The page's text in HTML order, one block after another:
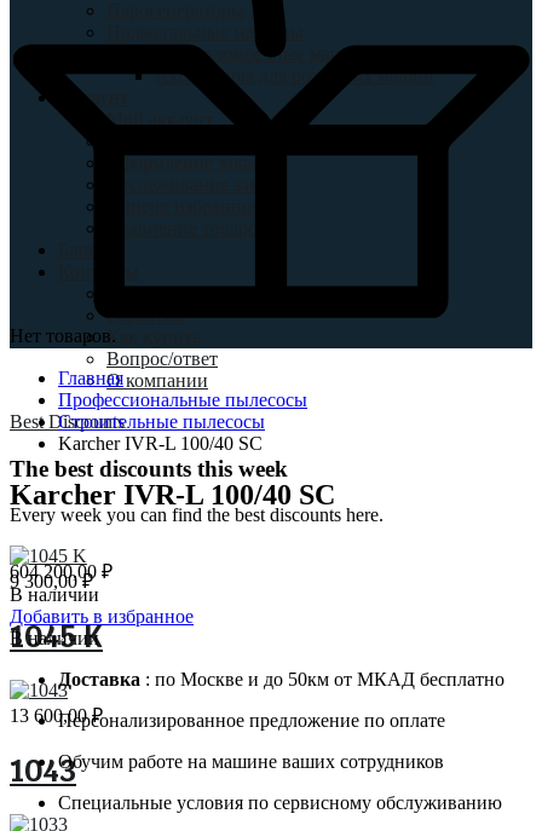
Подметальные машины
Роторные поломоечные машины
Аксессуары для роторных машин
Аккаунт
Мой аккаунт
Оформление заказа
Доставка
Гарантия
Как купить
Вопрос/ответ
О компании
Best Discounts
The best discounts this week
Every week you can find the best discounts here.
9 300,00₽
1045 K
13 600,00₽
1043
Нет товаров.
Главная
Профессиональные пылесосы
Строительные пылесосы
Karcher IVR-L 100/40 SС
Karcher IVR-L 100/40 SС
604 200,00 ₽
В наличии
Добавить в избранное
В наличии
Доставка : по Москве и до 50км от МКАД бесплатно
Персонализированное предложение по оплате
Обучим работе на машине ваших сотрудников
Специальные условия по сервисному обслуживанию